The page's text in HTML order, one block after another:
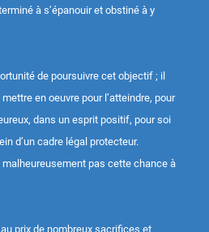
à s’épanouir et obstiné à y
de poursuivre cet objectif ; il
en oeuvre pour l’atteindre, pour
dans un esprit positif, pour soi
d’un cadre légal protecteur.
malheureusement pas cette chance à
prix de nombreux sacrifices et